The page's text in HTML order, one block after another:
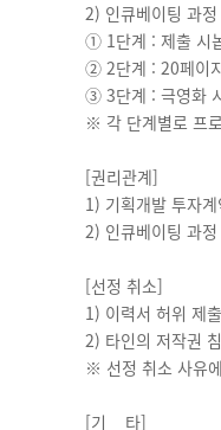
2) 인큐베이팅 과
① 1단계 : 제출 시
② 2단계 : 20페이
③ 3단계 : 극영화
※ 각 단계별로 프
[권리관계]
1) 기획개발 투자
2) 인큐베이팅 과
[선정 취소]
1) 이력서 허위 제출
2) 타인의 저작권
※ 선정 취소 사유
[기 타]